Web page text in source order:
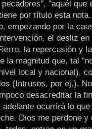
"aquél que
por título esta
empezando por la
el desliz en
la repercusión y
la magnitud que, tal
local y nacional),
(Intrusos, por ej.).
desacreditar la
ocurrirá lo que
Dios me perdone y